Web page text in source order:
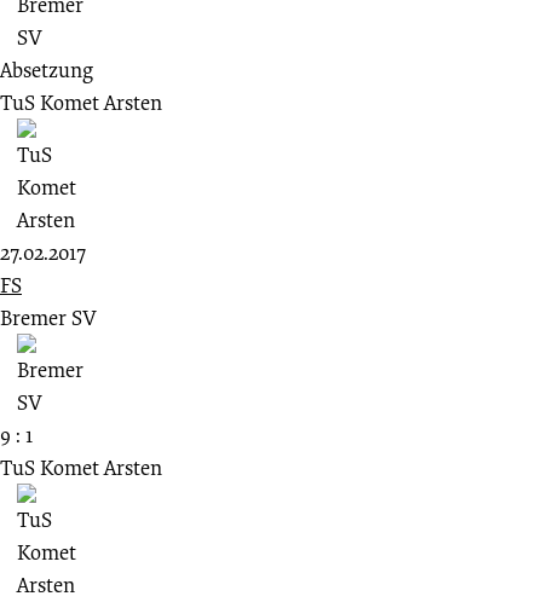
Absetzung
TuS Komet Arsten
27.02.2017
FS
Bremer SV
9 : 1
TuS Komet Arsten